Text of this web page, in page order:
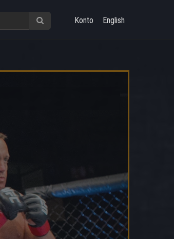
Konto English